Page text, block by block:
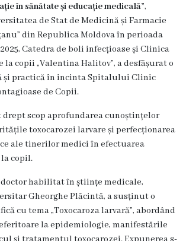
în sănătate și educație medicală”,
de Stat de Medicină și Farmacie
din Republica Moldova în perioada
Catedra de boli infecțioase și Clinica
la copii „Valentina Halitov”, a desfășurat o
și practică în incinta Spitalului Clinic
de Copii.
scop aprofundarea cunoștințelor
toxocarozei larvare și perfecționarea
ale tinerilor medici în efectuarea
copil.
habilitat în științe medicale,
Gheorghe Plăcintă, a susținut o
cu tema „Toxocaroza larvară”, abordând
la epidemiologie, manifestările